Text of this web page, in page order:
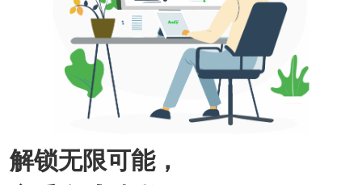
解锁无限可能，